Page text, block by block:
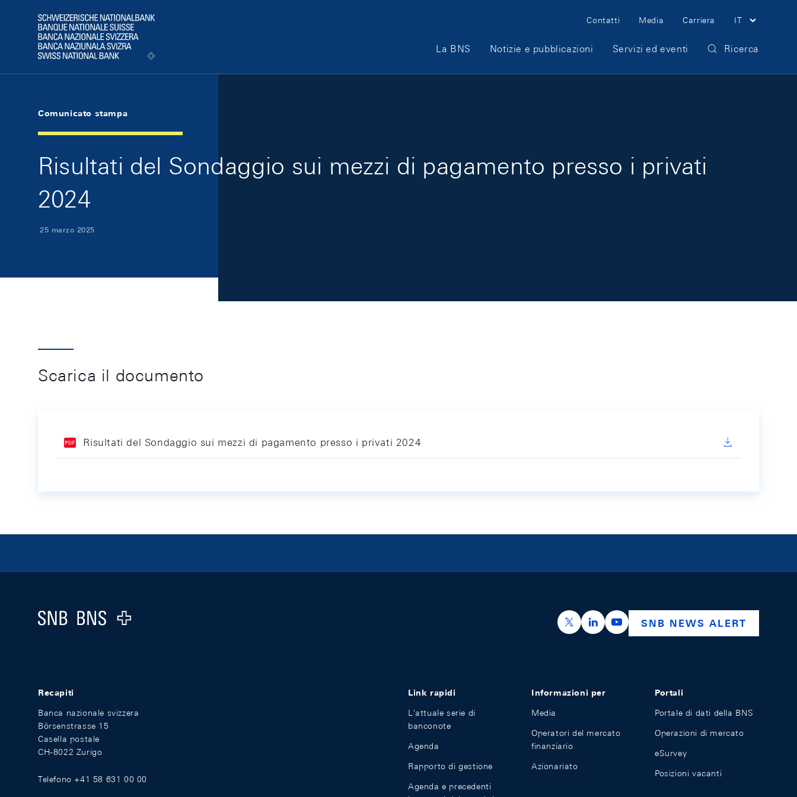
Logo
Meta Navigation
Contatti Media Carriera IT
Main Navigation
La BNS Notizie e pubblicazioni Servizi ed eventi Ricerca
Comunicato stampa
Risultati del Sondaggio sui mezzi di pagamento presso i privati
2024
25 marzo 2025
Scarica il documento
Risultati del Sondaggio sui mezzi di pagamento presso i privati 2024
Logo
https://x.com/snb_bns
https://ch.linkedin.com/company/swiss-
https://www.youtube.com/
SNB NEWS ALERT
Recapiti
Banca nazionale svizzera
Börsenstrasse 15
Casella postale
CH-8022 Zurigo
Telefono +41 58 631 00 00
Link rapidi
L'attuale serie di
banconote
Agenda
Rapporto di gestione
Agenda e precedenti
Informazioni per
Media
Operatori del mercato
finanziario
Azionariato
Portali
Portale di dati della BNS
Operazioni di mercato
eSurvey
Posizioni vacanti